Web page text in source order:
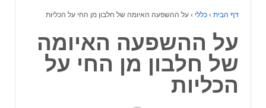
דף הבית › כללי › על ההשפעה האיומה של חלבון מן החי על הכליות
על ההשפעה האיומה
של חלבון מן החי על
הכליות